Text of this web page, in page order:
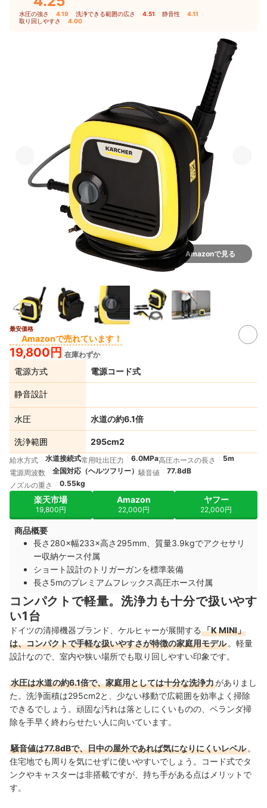
水圧の強さ 4.19 洗浄できる範囲の広さ 4.51 静音性 4.11
取り回しやすさ 4.00
Amazonで見る
最安価格
Amazonで売れています！
19,800円 在庫わずか
電源方式 電源コード式
静音設計
水圧 水道の約6.1倍
洗浄範囲 295cm2
給水方式 水道接続式常用吐出圧力 6.0MPa高圧ホースの長さ
5m
電源周波数
全国対応（ヘルツフリー） 騒音値
77.8dB
ノズルの重さ
0.55kg
楽天市場
19,800円
Amazon
22,000円
ヤフー
22,000円
商品概要
長さ280×幅233×高さ295mm、質量3.9kgでアクセサリ
ー収納ケース付属
ショート設計のトリガーガンを標準装備
長さ5mのプレミアムフレックス高圧ホース付属
コンパクトで軽量。洗浄力も十分で扱いやす
い1台
ドイツの清掃機器ブランド、ケルヒャーが展開する 「K MINI」
は、コンパクトで手軽な扱いやすさが特徴の家庭用モデル 。軽量
設計なので、室内や狭い場所でも取り回しやすい印象です。
水圧は水道の約6.1倍で、家庭用としては十分な洗浄力がありまし
た。洗浄面積は295cm2と、少ない移動で広範囲を効率よく掃除
できるでしょう。頑固な汚れは落としにくいものの、ベランダ掃
除を手早く終わらせたい人に向いています。
騒音値は77.8dBで、日中の屋外であれば気になりにくいレベル 。
住宅地でも周りを気にせずに使いやすいでしょう。コード式でタ
ンクやキャスターは非搭載ですが、持ち手がある点はメリットで
す。